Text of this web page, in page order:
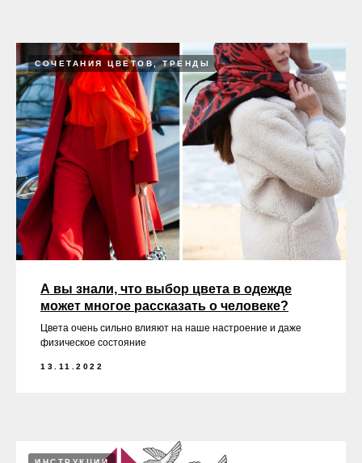
СОЧЕТАНИЯ ЦВЕТОВ, ТРЕНДЫ
А вы знали, что выбор цвета в одежде
может многое рассказать о человеке?
Цвета очень сильно влияют на наше настроение и даже
физическое состояние
13.11.2022